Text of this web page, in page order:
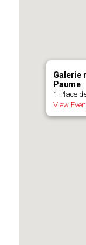
Galerie
Paume
1 Place
View